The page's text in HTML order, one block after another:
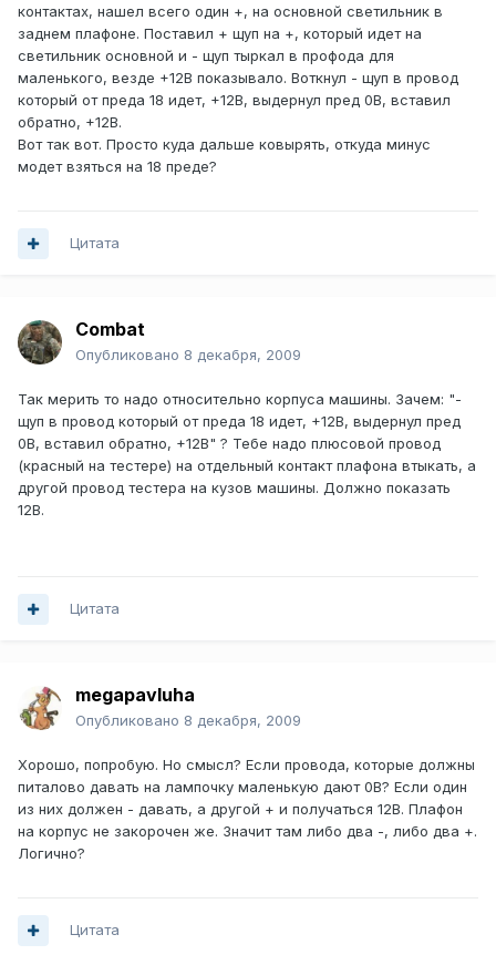
контактах, нашел всего один +, на основной светильник в
заднем плафоне. Поставил + щуп на +, который идет на
светильник основной и - щуп тыркал в профода для
маленького, везде +12В показывало. Воткнул - щуп в провод
который от преда 18 идет, +12В, выдернул пред 0В, вставил
обратно, +12В.
Вот так вот. Просто куда дальше ковырять, откуда минус
модет взяться на 18 преде?
Цитата
Combat
Опубликовано 8 декабря, 2009
Так мерить то надо относительно корпуса машины. Зачем: "-
щуп в провод который от преда 18 идет, +12В, выдернул пред
0В, вставил обратно, +12В" ? Тебе надо плюсовой провод
(красный на тестере) на отдельный контакт плафона втыкать, а
другой провод тестера на кузов машины. Должно показать
12В.
Цитата
megapavluha
Опубликовано 8 декабря, 2009
Хорошо, попробую. Но смысл? Если провода, которые должны
питалово давать на лампочку маленькую дают 0В? Если один
из них должен - давать, а другой + и получаться 12В. Плафон
на корпус не закорочен же. Значит там либо два -, либо два +.
Логично?
Цитата